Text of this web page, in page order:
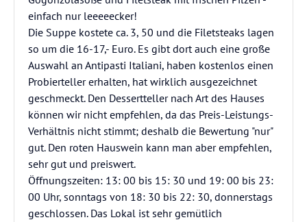
einfach nur leeeeecker!
Die Suppe kostete ca. 3, 50 und die Filetsteaks lagen
so um die 16-17,- Euro. Es gibt dort auch eine große
Auswahl an Antipasti Italiani, haben kostenlos einen
Probierteller erhalten, hat wirklich ausgezeichnet
geschmeckt. Den Dessertteller nach Art des Hauses
können wir nicht empfehlen, da das Preis-Leistungs-
Verhältnis nicht stimmt; deshalb die Bewertung "nur"
gut. Den roten Hauswein kann man aber empfehlen,
sehr gut und preiswert.
Öffnungszeiten: 13: 00 bis 15: 30 und 19: 00 bis 23:
00 Uhr, sonntags von 18: 30 bis 22: 30, donnerstags
geschlossen. Das Lokal ist sehr gemütlich